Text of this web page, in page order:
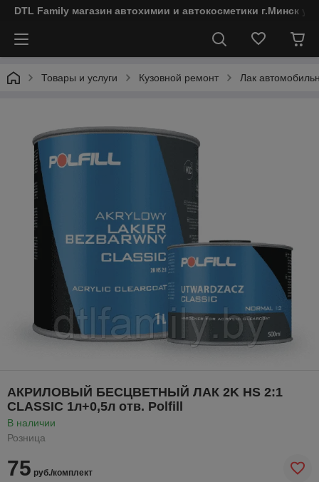
DTL Family магазин автохимии и автокосметики г.Минск
Товары и услуги Кузовной ремонт Лак
АКРИЛОВЫЙ БЕСЦВЕТНЫЙ ЛАК 2K HS 2:1
CLASSIC 1л+0,5л отв. Polfill
В наличии
Розница
75 руб./комплект